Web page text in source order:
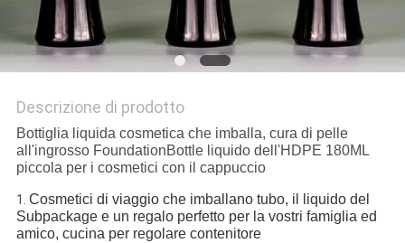
Descrizione di prodotto
Bottiglia liquida cosmetica che imballa, cura di pelle
all'ingrosso FoundationBottle liquido dell'HDPE 180ML
piccola per i cosmetici con il cappuccio
1. Cosmetici di viaggio che imballano tubo, il liquido del
Subpackage e un regalo perfetto per la vostri famiglia ed
amico, cucina per regolare contenitore